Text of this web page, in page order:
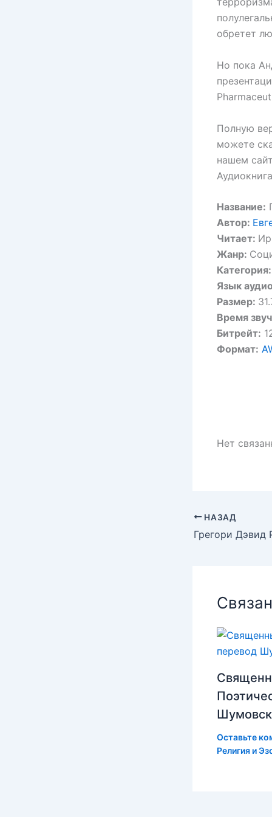
обретет
Но пока
Полную
можете
нашем
Название:
Автор:
Читает:
Жанр:
Категория:
Язык
Размер:
Время
Битрейт:
Формат:
Нет
НАЗАД
Оставьте
Религия и